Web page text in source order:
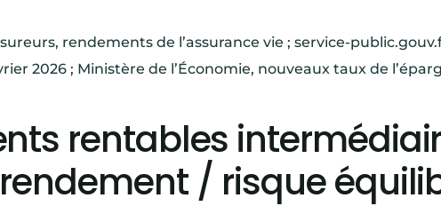
rendements de l’assurance vie ; service-
2026; Ministère de l’Économie, nouveaux taux de
rentables
/ risque